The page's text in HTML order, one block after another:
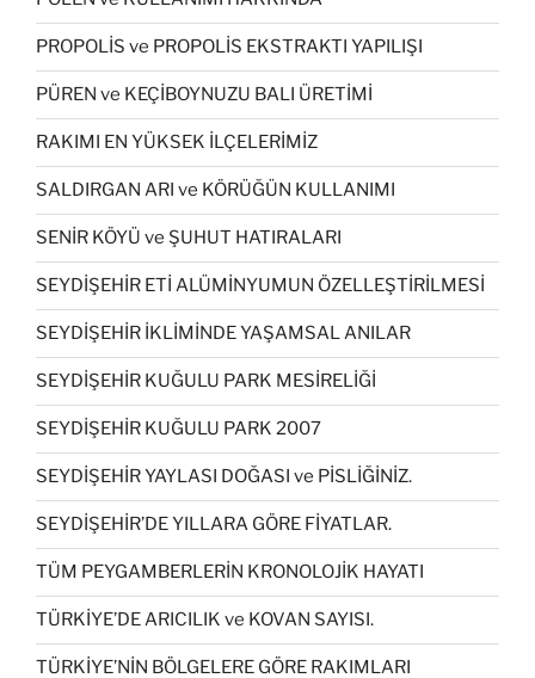
PROPOLİS ve PROPOLİS EKSTRAKTI YAPILIŞI
PÜREN ve KEÇİBOYNUZU BALI ÜRETİMİ
RAKIMI EN YÜKSEK İLÇELERİMİZ
SALDIRGAN ARI ve KÖRÜĞÜN KULLANIMI
SENİR KÖYÜ ve ŞUHUT HATIRALARI
SEYDİŞEHİR ETİ ALÜMİNYUMUN ÖZELLEŞTİRİLMESİ
SEYDİŞEHİR İKLİMİNDE YAŞAMSAL ANILAR
SEYDİŞEHİR KUĞULU PARK MESİRELİĞİ
SEYDİŞEHİR KUĞULU PARK 2007
SEYDİŞEHİR YAYLASI DOĞASI ve PİSLİĞİNİZ.
SEYDİŞEHİR’DE YILLARA GÖRE FİYATLAR.
TÜM PEYGAMBERLERİN KRONOLOJİK HAYATI
TÜRKİYE’DE ARICILIK ve KOVAN SAYISI.
TÜRKİYE’NİN BÖLGELERE GÖRE RAKIMLARI